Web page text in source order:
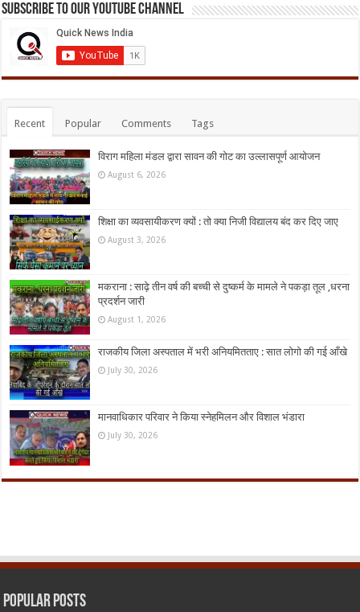
Subscribe to our Youtube Channel
Recent Popular Comments Tags
विराग महिला मंडल द्वारा सावन की गोट का उल्लासपूर्ण आयोजन
August 6, 2026
शिक्षा का व्यवसायीकरण क्यों : तो क्या निजी विद्यालय बंद कर दिए जाए
August 3, 2026
मकराना : साढ़े तीन वर्ष की बच्ची से दुष्कर्म के मामले ने पकड़ा तूल ,धरना
प्रदर्शन जारी
August 1, 2026
राजकीय जिला अस्पताल में भरी अनियमितताए : सात लोगो की गई आँखे
July 30, 2026
मानवाधिकार परिवार ने किया स्नेहमिलन और विशाल भंडारा
July 30, 2026
Popular Posts